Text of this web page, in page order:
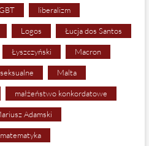
liberalizm
Logos Łucja dos Santos
Łyszczyński Macron
Malta
małżeństwo konkordatowe
Adamski
matematyka